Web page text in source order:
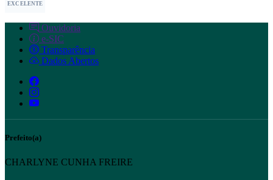
EXCELENTE
Ouvidoria
e-SIC
Transparência
Dados Abertos
Prefeito(a)
CHARLYNE CUNHA FREIRE